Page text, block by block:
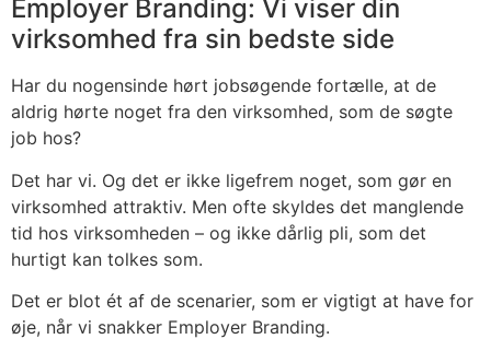
Employer Branding: Vi viser din
virksomhed fra sin bedste side
Har du nogensinde hørt jobsøgende fortælle, at de
aldrig hørte noget fra den virksomhed, som de søgte
job hos?
Det har vi. Og det er ikke ligefrem noget, som gør en
virksomhed attraktiv. Men ofte skyldes det manglende
tid hos virksomheden – og ikke dårlig pli, som det
hurtigt kan tolkes som.
Det er blot ét af de scenarier, som er vigtigt at have for
øje, når vi snakker Employer Branding.